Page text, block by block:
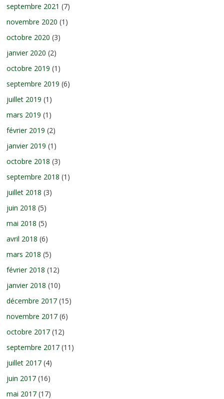
septembre 2021 (7)
novembre 2020 (1)
octobre 2020 (3)
janvier 2020 (2)
octobre 2019 (1)
septembre 2019 (6)
juillet 2019 (1)
mars 2019 (1)
février 2019 (2)
janvier 2019 (1)
octobre 2018 (3)
septembre 2018 (1)
juillet 2018 (3)
juin 2018 (5)
mai 2018 (5)
avril 2018 (6)
mars 2018 (5)
février 2018 (12)
janvier 2018 (10)
décembre 2017 (15)
novembre 2017 (6)
octobre 2017 (12)
septembre 2017 (11)
juillet 2017 (4)
juin 2017 (16)
mai 2017 (17)